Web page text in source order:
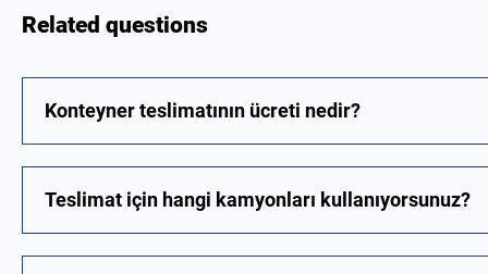
Related questions
Konteyner teslimatının ücreti nedir?
Teslimat için hangi kamyonları kullanıyorsunuz?